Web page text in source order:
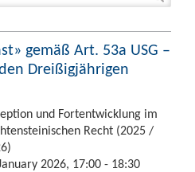
gemäß Art. 53a USG –
Dreißigjährigen
und Fortentwicklung im
Recht (2025 /
2026, 17:00 - 18:30